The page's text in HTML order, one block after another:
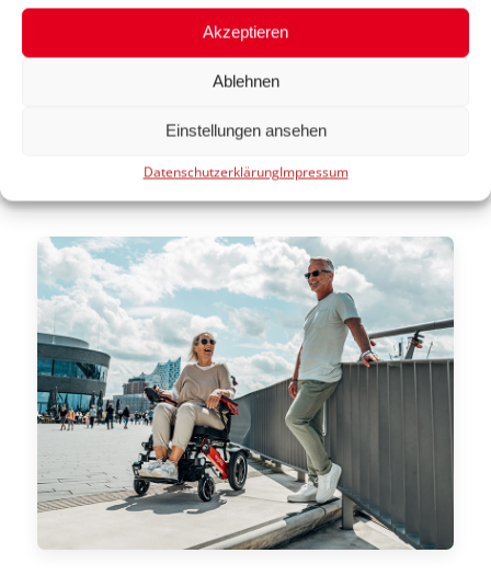
Akzeptieren
Ablehnen
Einstellungen ansehen
DatenschutzerklärungImpressum
Highlights